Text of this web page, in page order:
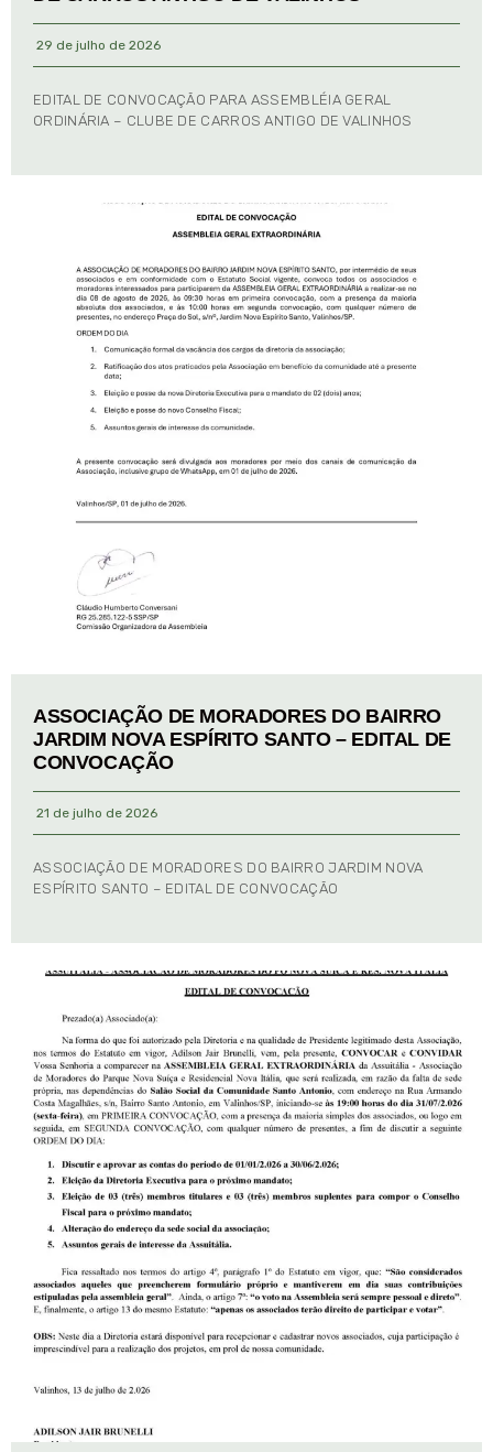
29 de julho de 2026
EDITAL DE CONVOCAÇÃO PARA ASSEMBLÉIA GERAL
ORDINÁRIA – CLUBE DE CARROS ANTIGO DE VALINHOS
ASSOCIAÇÃO DE MORADORES DO BAIRRO
JARDIM NOVA ESPÍRITO SANTO – EDITAL DE
CONVOCAÇÃO
21 de julho de 2026
ASSOCIAÇÃO DE MORADORES DO BAIRRO JARDIM NOVA
ESPÍRITO SANTO – EDITAL DE CONVOCAÇÃO